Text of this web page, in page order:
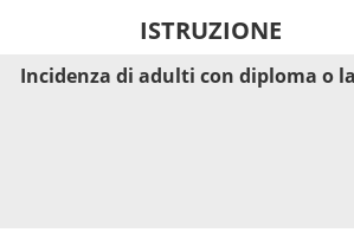
ISTRUZIONE
Incidenza di adulti con diploma o